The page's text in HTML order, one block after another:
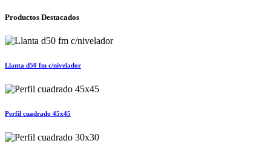
Productos Destacados
Llanta d50 fm c/nivelador
Perfil cuadrado 45x45